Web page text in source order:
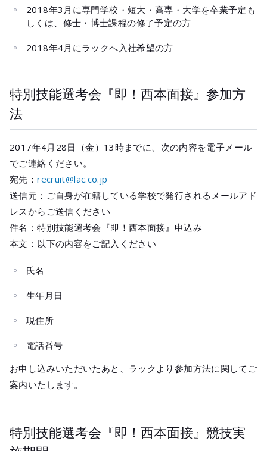
2018年3月に専門学校・短大・高専・大学を卒業予定も
しくは、修士・博士課程の修了予定の方
2018年4月にラックへ入社希望の方
特別技能選考会『即！西本面接』参加方
法
2017年4月28日（金）13時までに、次の内容を電子メール
でご連絡ください。
宛先：recruit@lac.co.jp
送信元：ご自身が在籍している学校で発行されるメールアド
レスからご送信ください
件名：特別技能選考会『即！西本面接』申込み
本文：以下の内容をご記入ください
氏名
生年月日
現住所
電話番号
お申し込みいただいたあと、ラックより参加方法に関してご
案内いたします。
特別技能選考会『即！西本面接』競技実